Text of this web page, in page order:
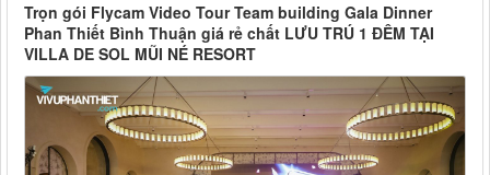
Trọn gói Flycam Video Tour Team building Gala Dinner
Phan Thiết Bình Thuận giá rẻ chất LƯU TRÚ 1 ĐÊM TẠI
VILLA DE SOL MŨI NÉ RESORT